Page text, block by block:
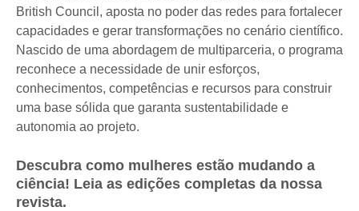
British Council, aposta no poder das redes para fortalecer
capacidades e gerar transformações no cenário científico.
Nascido de uma abordagem de multiparceria, o programa
reconhece a necessidade de unir esforços,
conhecimentos, competências e recursos para construir
uma base sólida que garanta sustentabilidade e
autonomia ao projeto.
Descubra como mulheres estão mudando a
ciência! Leia as edições completas da nossa
revista.